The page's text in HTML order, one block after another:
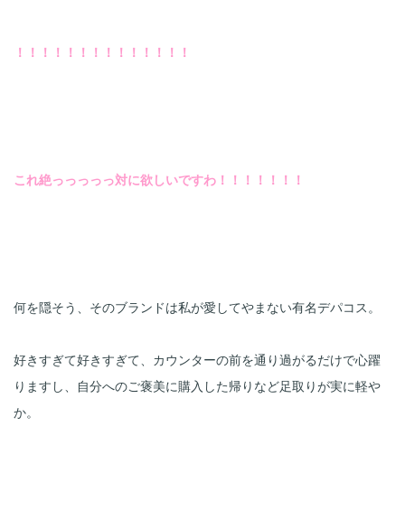
！！！！！！！！！！！！！！
これ絶っっっっっ対に欲しいですわ！！！！！！！
何を隠そう、そのブランドは私が愛してやまない有名デパコス。
好きすぎて好きすぎて、カウンターの前を通り過がるだけで心躍
りますし、自分へのご褒美に購入した帰りなど足取りが実に軽や
か。